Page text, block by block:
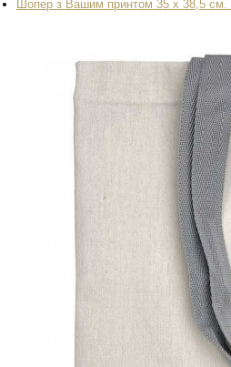
Шопер з Вашим принтом 35 х 38,5 см.